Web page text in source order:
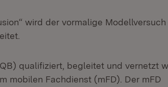
wird der vormalige Modellversuch
qualifiziert, begleitet und vernetzt
mobilen Fachdienst (mFD). Der mFD